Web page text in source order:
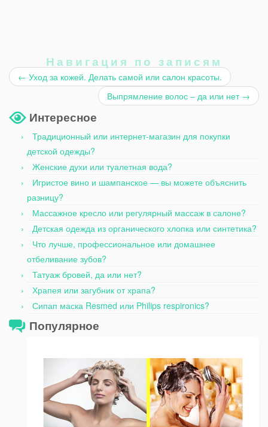
Навигация по записям
← Уход за кожей. Делать самой или салон красоты.
Выпрямление волос – да или нет →
Интересное
Традиционный или интернет-магазин для покупки
детской одежды?
Женские духи или туалетная вода?
Игристое вино и шампанское — вы можете объяснить
разницу?
Массажное кресло или регулярный массаж в салоне?
Детская одежда из органического хлопка или синтетика?
Что лучше, профессиональное или домашнее
отбеливание зубов?
Татуаж бровей, да или нет?
Храпея или загубник от храпа?
Сипап маска Resmed или Philips respironics?
Популярное